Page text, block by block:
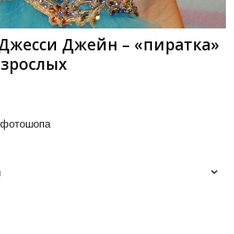
Джейн – «пиратка»